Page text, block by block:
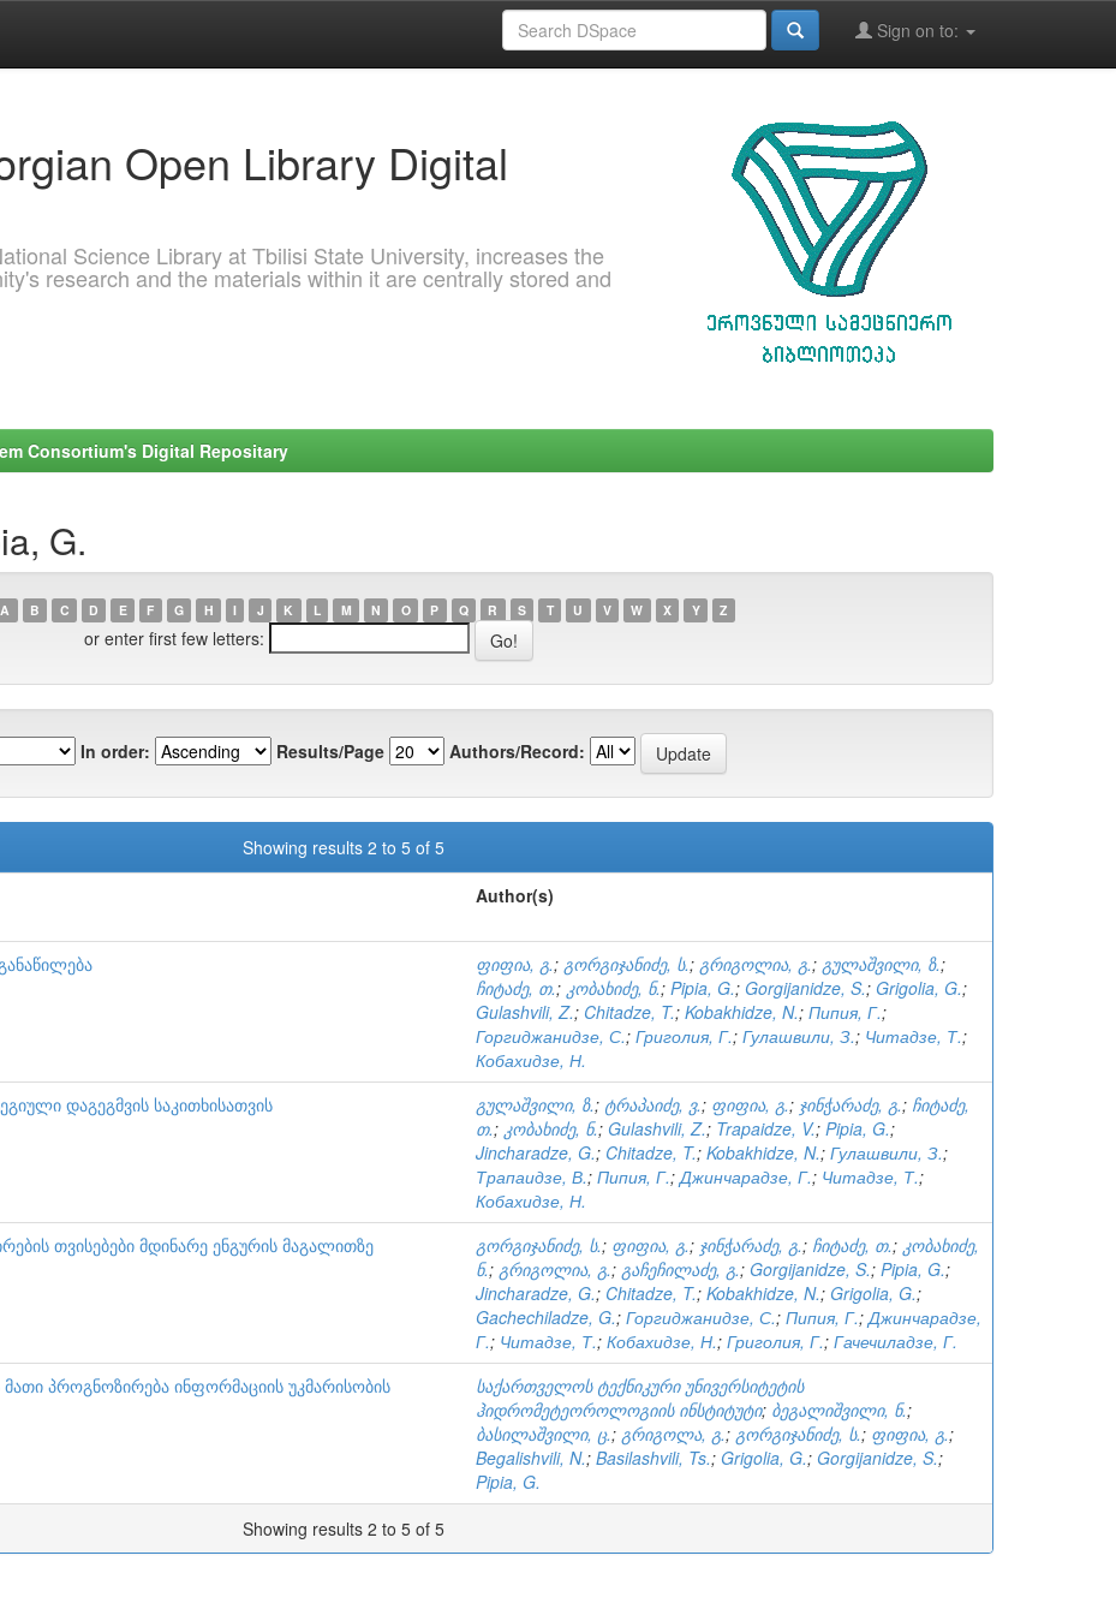
Sign on to:
Open Library Digital
Science Library at Tbilisi State University, increases the
research and the materials within it are centrally stored and
Consortium's Digital Repositary
G.
A B C D E F G H I J K L M N O P Q R S T U V W X Y Z
or enter first few letters:
In order: Results/Page Authors/Record:
Showing results 2 to 5 of 5
Author(s)
ფიფია, გ.; გორგიჯანიძე, ს.; გრიგოლია, გ.; გულაშვილი, ზ.;
ჩიტაძე, თ.; კობახიძე, ნ.; Pipia, G.; Gorgijanidze, S.; Grigolia, G.;
Gulashvili, Z.; Chitadze, T.; Kobakhidze, N.; Пипия, Г.;
Горгиджанидзе, С.; Григолия, Г.; Гулашвили, З.; Читадзе, Т.;
Кобахидзе, Н.
დაგეგმვის საკითხისათვის გულაშვილი, ზ.; ტრაპაიძე, ვ.; ფიფია, გ.; ჯინჭარაძე, გ.; ჩიტაძე,
თ.; კობახიძე, ნ.; Gulashvili, Z.; Trapaidze, V.; Pipia, G.;
Jincharadze, G.; Chitadze, T.; Kobakhidze, N.; Гулашвили, З.;
Трапаидзе, В.; Пипия, Г.;Джинчарадзе, Г.; Читадзе, Т.;
Кобахидзе, Н.
თვისებები მდინარე ენგურის მაგალითზე გორგიჯანიძე, ს.; ფიფია, გ.; ჯინჭარაძე, გ.; ჩიტაძე, თ.; კობახიძე,
ნ.; გრიგოლია, გ.; გაჩეჩილაძე, გ.; Gorgijanidze, S.; Pipia, G.;
Jincharadze, G.; Chitadze, T.; Kobakhidze, N.; Grigolia, G.;
Gachechiladze, G.; Горгиджанидзе, С.; Пипия, Г.;Джинчарадзе,
Г.; Читадзе, Т.; Кобахидзе, Н.; Григолия, Г.; Гачечиладзе, Г.
პროგნოზირება ინფორმაციის უკმარისობის
საქართველოს ტექნიკური უნივერსიტეტის
ჰიდრომეტეოროლოგიის ინსტიტუტი; ბეგალიშვილი, ნ.;
ბასილაშვილი, ც.; გრიგოლა, გ.; გორგიჯანიძე, ს.; ფიფია, გ.;
Begalishvili, N.; Basilashvili, Ts.; Grigolia, G.; Gorgijanidze, S.;
Pipia, G.
Showing results 2 to 5 of 5